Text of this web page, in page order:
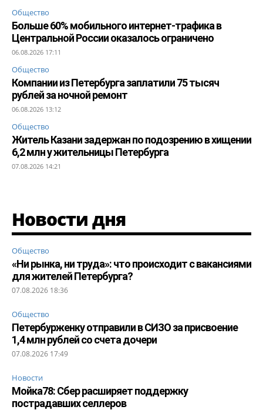
Общество
Больше 60% мобильного интернет-трафика в
Центральной России оказалось ограничено
06.08.2026 17:11
Общество
Компании из Петербурга заплатили 75 тысяч
рублей за ночной ремонт
06.08.2026 13:12
Общество
Житель Казани задержан по подозрению в хищении
6,2 млн у жительницы Петербурга
07.08.2026 14:21
Новости дня
Общество
«Ни рынка, ни труда»: что происходит с вакансиями
для жителей Петербурга?
07.08.2026 18:36
Общество
Петербурженку отправили в СИЗО за присвоение
1,4 млн рублей со счета дочери
07.08.2026 17:49
Новости
Мойка78: Сбер расширяет поддержку
пострадавших селлеров